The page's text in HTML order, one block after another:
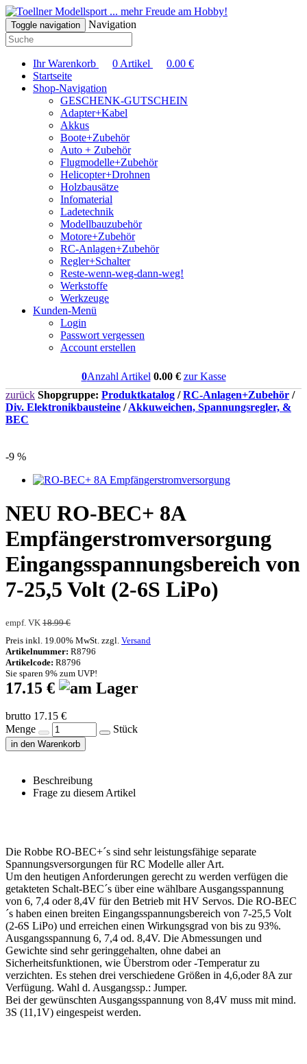
... mehr Freude am Hobby!
Toggle navigation Navigation
Ihr Warenkorb 0 Artikel 0.00 €
Startseite
Shop-Navigation
GESCHENK-GUTSCHEIN
Adapter+Kabel
Akkus
Boote+Zubehör
Auto + Zubehör
Flugmodelle+Zubehör
Helicopter+Drohnen
Holzbausätze
Infomaterial
Ladetechnik
Modellbauzubehör
Motore+Zubehör
RC-Anlagen+Zubehör
Regler+Schalter
Reste-wenn-weg-dann-weg!
Werkstoffe
Werkzeuge
Kunden-Menü
Login
Passwort vergessen
Account erstellen
0Anzahl Artikel 0.00€ zur Kasse
zurück Shopgruppe: Produktkatalog /RC-Anlagen+Zubehör /
Div. Elektronikbausteine /Akkuweichen, Spannungsregler, &
BEC
-9 %
NEU RO-BEC+ 8A
Empfängerstromversorgung
Eingangsspannungsbereich von
7-25,5 Volt (2-6S LiPo)
empf. VK 18.99 €
Preis inkl. 19.00% MwSt. zzgl. Versand
Artikelnummer: R8796
Artikelcode: R8796
Sie sparen 9% zum UVP!
17.15 €
brutto 17.15 €
Menge
Stück
in den Warenkorb
Beschreibung
Frage zu diesem Artikel
Die Robbe RO-BEC+´s sind sehr leistungsfähige separate
Spannungsversorgungen für RC Modelle aller Art.
Um den heutigen Anforderungen gerecht zu werden verfügen die
getakteten Schalt-BEC´s über eine wählbare Ausgangsspannung
von 6, 7,4 oder 8,4V für den Betrieb mit HV Servos. Die RO-BEC
´s haben einen breiten Eingangsspannungsbereich von 7-25,5 Volt
(2-6S LiPo) und erreichen einen Wirkungsgrad von bis zu 93%.
Ausgangsspannung 6, 7,4 od. 8,4V. Die Abmessungen und
Gewichte sind sehr geringgehalten, ohne dabei an
Sicherheitsfunktionen, wie Überstrom oder -Temperatur zu
verzichten. Es stehen drei verschiedene Größen in 4,6,oder 8A zur
Verfügung. Wahl d. Ausgangssp.: Jumper.
Bei der gewünschten Ausgangsspannung von 8,4V muss mit mind.
3S (11,1V) eingespeist werden.